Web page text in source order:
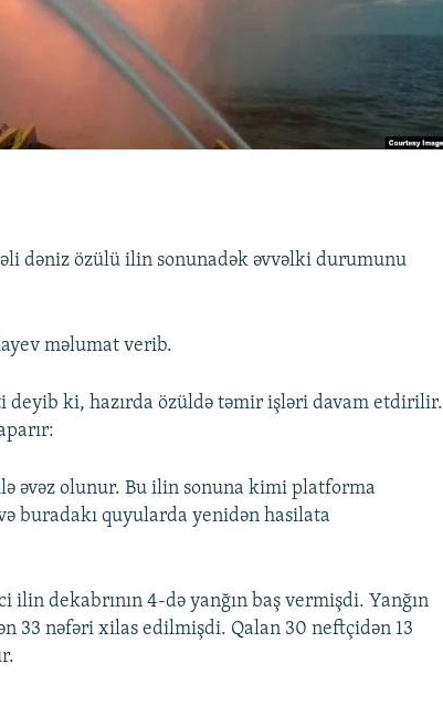
dəniz özülü ilin sonunadək əvvəlki durumunu
məlumat verib.
deyib ki, hazırda özüldə təmir işləri davam etdirilir.
əvəz olunur. Bu ilin sonuna kimi platforma
buradakı quyularda yenidən hasilata
ilin dekabrının 4-də yanğın baş vermişdi. Yanğın
33 nəfəri xilas edilmişdi. Qalan 30 neftçidən 13